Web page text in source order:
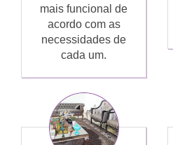
mais funcional de
acordo com as
necessidades de
cada um.